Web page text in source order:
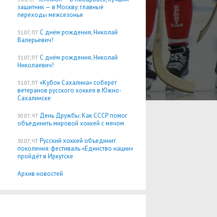
защитник — в Москву: главные
переходы межсезонья
31.07, ПТ С днём рождения, Николай
Валерьевич!
31.07, ПТ С днём рождения, Николай
Николаевич!
31.07, ПТ «Кубок Сахалина» соберёт
ветеранов русского хоккея в Южно-
Сахалинске
30.07, ЧТ День Дружбы: Как СССР помог
объединить мировой хоккей с мячом
30.07, ЧТ Русский хоккей объединит
поколения: фестиваль «Единство нации»
пройдёт в Иркутске
Архив новостей